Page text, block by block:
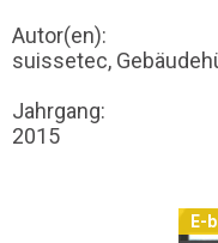
Autor(en):
suissetec,
Jahrgang:
2015
E-